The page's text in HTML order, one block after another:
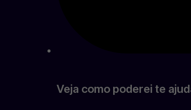
Veja como poderei te